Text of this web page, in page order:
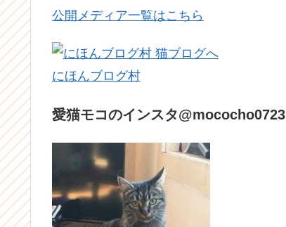
公開メディア一覧はこちら
にほんブログ村
愛猫モコのインスタ@mococho0723